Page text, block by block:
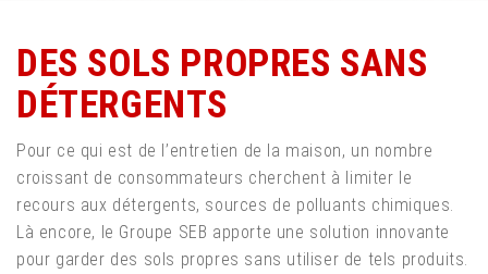
DES SOLS PROPRES SANS
DÉTERGENTS
Pour ce qui est de l’entretien de la maison, un nombre
croissant de consommateurs cherchent à limiter le
recours aux détergents, sources de polluants chimiques.
Là encore, le Groupe SEB apporte une solution innovante
pour garder des sols propres sans utiliser de tels produits.